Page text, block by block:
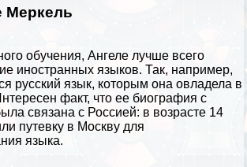
Меркель
обучения, Ангеле лучше всего
иностранных языков. Так, например,
русский язык, которым она овладела в
факт, что ее биография с
связана с Россией: в возрасте 14
путевку в Москву для
языка.